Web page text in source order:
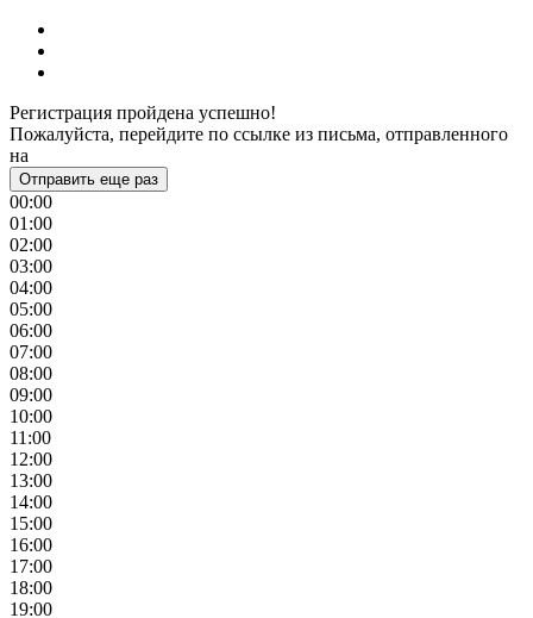
Регистрация пройдена успешно!
Пожалуйста, перейдите по ссылке из письма, отправленного
на
Отправить еще раз
00:00
01:00
02:00
03:00
04:00
05:00
06:00
07:00
08:00
09:00
10:00
11:00
12:00
13:00
14:00
15:00
16:00
17:00
18:00
19:00